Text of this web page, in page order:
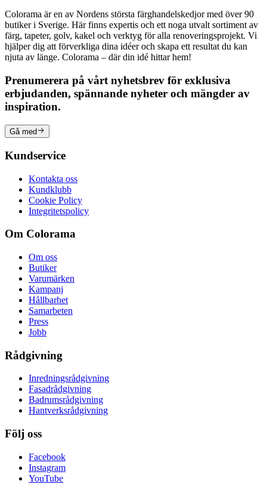
Colorama är en av Nordens största färghandelskedjor med över 90
butiker i Sverige. Här finns expertis och ett noga utvalt sortiment av
färg, tapeter, golv, kakel och verktyg för alla renoveringsprojekt. Vi
hjälper dig att förverkliga dina idéer och skapa ett resultat du kan
njuta av länge. Colorama – där din idé hittar hem!
Prenumerera på vårt nyhetsbrev för exklusiva
erbjudanden, spännande nyheter och mängder av
inspiration.
Gå med
Kundservice
Kontakta oss
Kundklubb
Cookie Policy
Integritetspolicy
Om Colorama
Om oss
Butiker
Varumärken
Kampanj
Hållbarhet
Samarbeten
Press
Jobb
Rådgivning
Inredningsrådgivning
Fasadrådgivning
Badrumsrådgivning
Hantverksrådgivning
Följ oss
Facebook
Instagram
YouTube